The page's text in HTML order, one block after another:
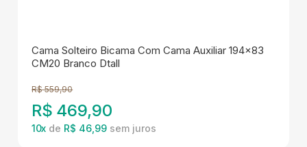
Cama Solteiro Bicama Com Cama Auxiliar 194x83
CM20 Branco Dtall
R$ 559,90
R$ 469,90
10x de R$ 46,99